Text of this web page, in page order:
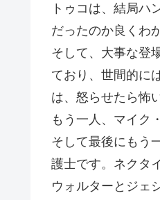
トゥコは、結局ハ
だったのか良くわ
そして、大事な登
ており、世間的に
は、怒らせたら怖
もう一人、マイク
そして最後にもう
護士です。ネクタ
ウォルターとジェ